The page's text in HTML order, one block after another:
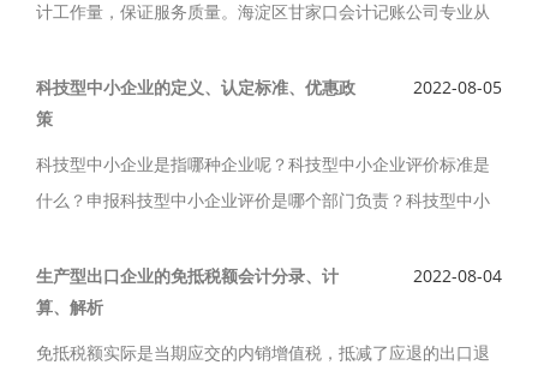
计工作量，保证服务质量。海淀区甘家口会计记账公司专业从
富的财务人员，提供工商注册、代理记账服务。
科技型中小企业的定义、认定标准、优惠政
策
2022-08-05
科技型中小企业是指哪种企业呢？科技型中小企业评价标准是
什么？申报科技型中小企业评价是哪个部门负责？科技型中小
准、优惠政策、解析如下。
生产型出口企业的免抵税额会计分录、计
算、解析
2022-08-04
免抵税额实际是当期应交的内销增值税，抵减了应退的出口退